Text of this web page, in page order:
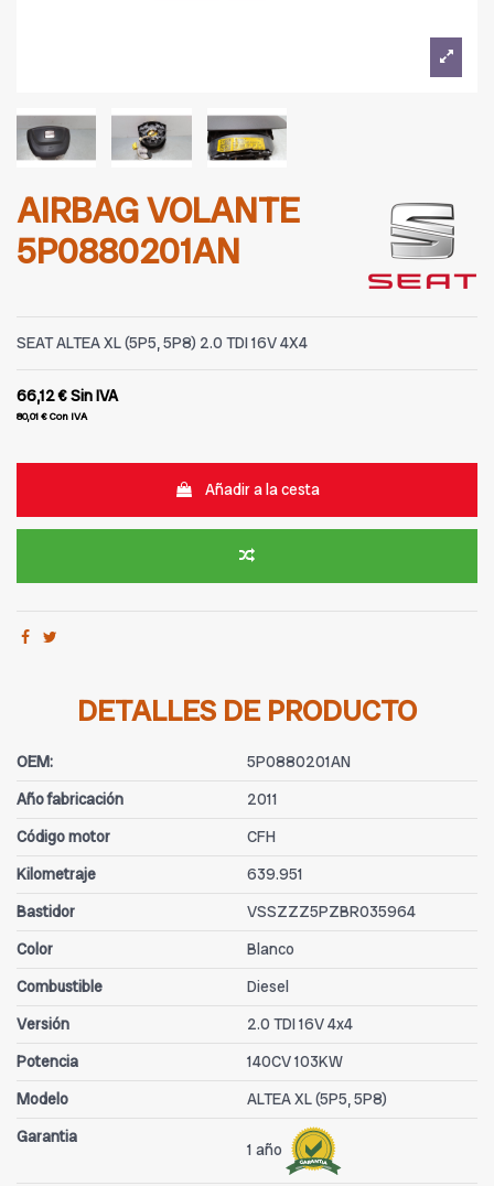
AIRBAG VOLANTE
5P0880201AN
SEAT ALTEA XL (5P5, 5P8) 2.0 TDI 16V 4X4
66,12 €Sin IVA
80,01 €Con IVA
Añadir a la cesta
DETALLES DE PRODUCTO
OEM:
5P0880201AN
Año fabricación
2011
Código motor
CFH
Kilometraje
639.951
Bastidor
VSSZZZ5PZBR035964
Color
Blanco
Combustible
Diesel
Versión
2.0 TDI 16V 4x4
Potencia
140CV 103KW
Modelo
ALTEA XL (5P5, 5P8)
Garantia
1 año